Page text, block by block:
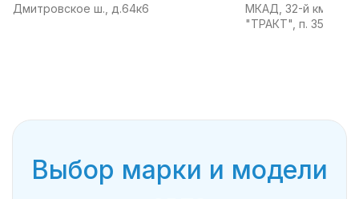
Дмитровское ш., д.64к6
МКАД, 32-й км, АТК
"ТРАКТ", п. 35
Выбор марки и модели